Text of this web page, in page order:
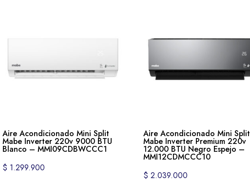
Aire Acondicionado Mini Split
Mabe Inverter 220v 9000 BTU
Blanco – MMI09CDBWCCC1
$ 1.299.900
Aire Acondicionado Mini Split
Mabe Inverter Premium 220v
12.000 BTU Negro Espejo –
MMI12CDMCCC10
$ 2.039.000